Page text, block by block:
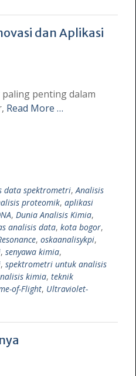
dan Aplikasi
penting dalam
Read More …
data spektrometri, Analisis
proteomik, aplikasi
, Dunia Analisis Kimia,
analisis data, kota bogor,
, oskaanalisykpi,
, senyawa kimia,
, spektrometri untuk analisis
kimia, teknik
of-Flight, Ultraviolet-